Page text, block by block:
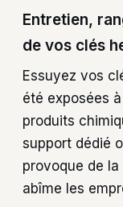
Entretien,
de vos clés
Essuyez vos
été exposées
produits
support dédié
provoque de la
abîme les